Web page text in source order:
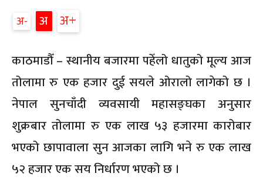
अ अ अ
काठमाडौँ – स्थानीय बजारमा पहेँलो धातुको मूल्य आज
तोलामा रु एक हजार दुई सयले ओरालो लागेको छ ।
नेपाल सुनचाँदी व्यवसायी महासङ्घका अनुसार
शुक्रबार तोलामा रु एक लाख ५३ हजारमा कारोबार
भएको छापावाला सुन आजका लागि भने रु एक लाख
५२ हजार एक सय निर्धारण भएको छ ।